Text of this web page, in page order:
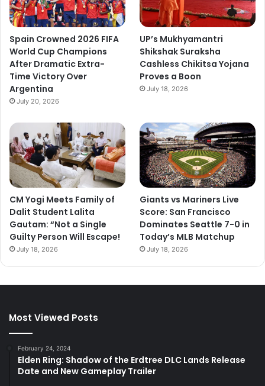
Spain Crowned 2026 FIFA
World Cup Champions
After Dramatic Extra-
Time Victory Over
Argentina
July 20, 2026
UP’s Mukhyamantri
Shikshak Suraksha
Cashless Chikitsa Yojana
Proves a Boon
July 18, 2026
CM Yogi Meets Family of
Dalit Student Lalita
Gautam: “Not a Single
Guilty Person Will Escape!
July 18, 2026
Giants vs Mariners Live
Score: San Francisco
Dominates Seattle 7-0 in
Today’s MLB Matchup
July 18, 2026
Most Viewed Posts
February 24, 2024
Elden Ring: Shadow of the Erdtree DLC Lands Release
Date and New Gameplay Trailer